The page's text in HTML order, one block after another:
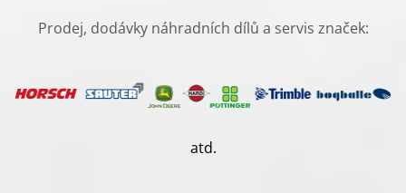
Prodej, dodávky náhradních dílů a servis značek:
atd.